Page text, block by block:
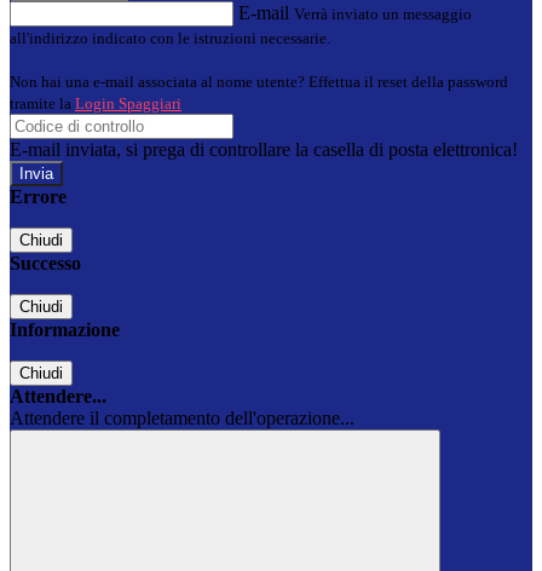
E-mail Verrà inviato un messaggio
all'indirizzo indicato con le istruzioni necessarie.
Non hai una e-mail associata al nome utente? Effettua il reset della password
tramite la Login Spaggiari
E-mail inviata, si prega di controllare la casella di posta elettronica!
Errore
Chiudi
Successo
Chiudi
Informazione
Chiudi
Attendere...
Attendere il completamento dell'operazione...